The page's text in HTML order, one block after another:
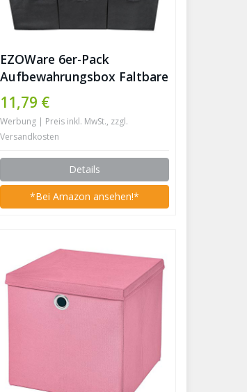
EZOWare 6er-Pack
Aufbewahrungsbox Faltbare
Aufbewahrungskiste
Faltbox und Weichem Stoff
in Würfelform – Schwarz
11,79 €
Werbung | Preis inkl. MwSt., zzgl.
Versandkosten
Details
*Bei Amazon ansehen!*